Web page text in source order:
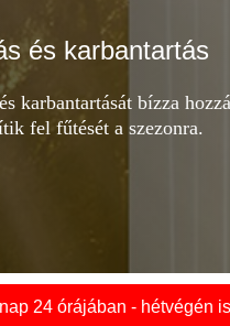
és karbantartás
karbantartását bízza
fel fűtését a szezonra.
24 órájában - hétvégén